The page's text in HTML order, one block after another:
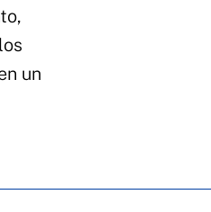
un